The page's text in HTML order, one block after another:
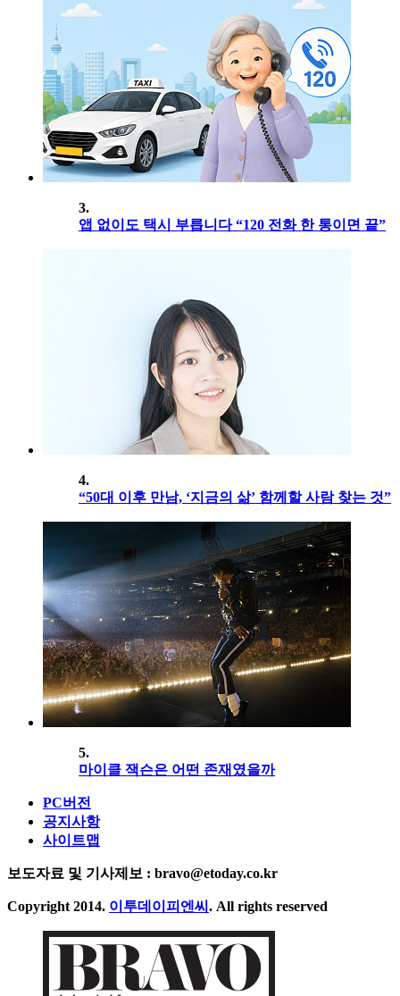
3.
앱 없이도 택시 부릅니다 “120 전화 한 통이면 끝”
4.
“50대 이후 만남, ‘지금의 삶’ 함께할 사람 찾는 것”
5.
마이클 잭슨은 어떤 존재였을까
PC버전
공지사항
사이트맵
보도자료 및 기사제보 : bravo@etoday.co.kr
Copyright 2014. 이투데이피엔씨 . All rights reserved